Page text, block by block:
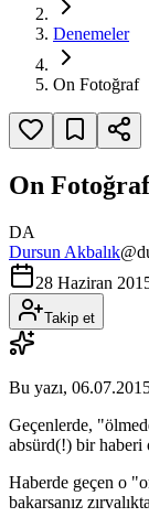
Denemeler
On Fotoğraf
On Fotoğraf
DA
Dursun Akbalık@
28 Haziran
Takip et
Bu yazı,
Geçenlerde,
absürd(!) bir haberi
Haberde geçen o
bakarsanız